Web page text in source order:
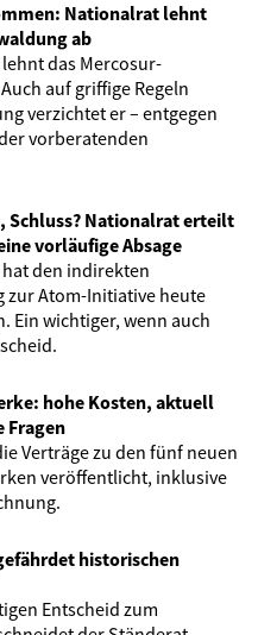
Nationalrat lehnt
ab
das Mercosur-
auf griffige Regeln
verzichtet er – entgegen
vorberatenden
Schluss? Nationalrat erteilt
vorläufige Absage
den indirekten
zur Atom-Initiative heute
Ein wichtiger, wenn auch
hohe Kosten, aktuell
Fragen
Verträge zu den fünf neuen
veröffentlicht, inklusive
historischen
Entscheid zum